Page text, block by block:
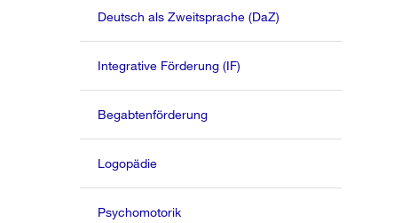
Deutsch als Zweitsprache (DaZ)
Integrative Förderung (IF)
Begabtenförderung
Logopädie
Psychomotorik